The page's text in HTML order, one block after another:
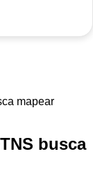
busca